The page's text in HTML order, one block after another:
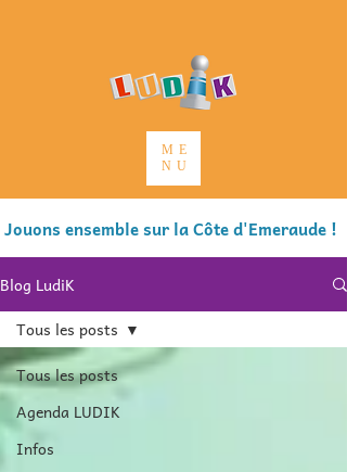
ME
NU
Jouons ensemble sur la Côte d'Emeraude !
Blog LudiK
Tous les posts
Agenda LUDIK
Infos
Tous les posts